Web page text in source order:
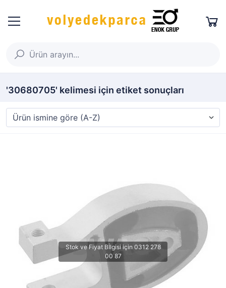
'30680705' kelimesi için etiket sonuçları